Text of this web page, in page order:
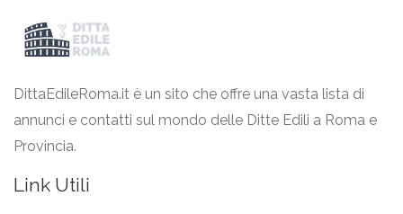
DittaEdileRoma.it è un sito che offre una vasta lista di
annunci e contatti sul mondo delle Ditte Edili a Roma e
Provincia.
Link Utili